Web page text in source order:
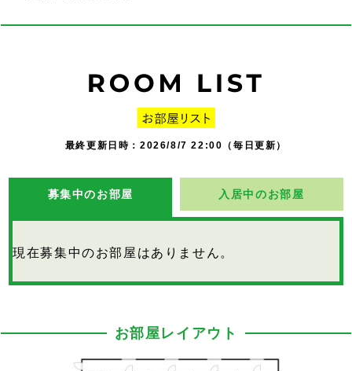
最終更新日時：2026/8/7 22:00（毎日更新）
募集中のお部屋 入居中のお部屋
現在募集中のお部屋はありません。
お部屋レイアウト